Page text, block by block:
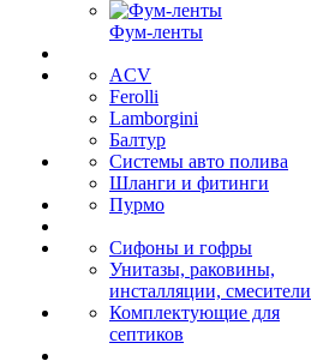
Фум-ленты
ACV
Ferolli
Lamborgini
Балтур
Системы авто полива
Шланги и фитинги
Пурмо
Сифоны и гофры
Унитазы, раковины,
инсталляции, смесители
Комплектующие для
септиков